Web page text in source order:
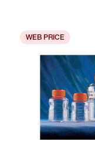
WEB PRICE